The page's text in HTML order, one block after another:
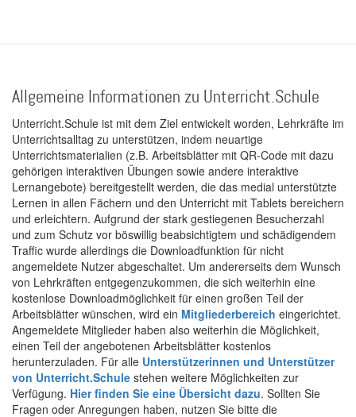
Allgemeine Informationen zu Unterricht.Schule
Unterricht.Schule ist mit dem Ziel entwickelt worden, Lehrkräfte im
Unterrichtsalltag zu unterstützen, indem neuartige
Unterrichtsmaterialien (z.B. Arbeitsblätter mit QR-Code mit dazu
gehörigen interaktiven Übungen sowie andere interaktive
Lernangebote) bereitgestellt werden, die das medial unterstützte
Lernen in allen Fächern und den Unterricht mit Tablets bereichern
und erleichtern. Aufgrund der stark gestiegenen Besucherzahl
und zum Schutz vor böswillig beabsichtigtem und schädigendem
Traffic wurde allerdings die Downloadfunktion für nicht
angemeldete Nutzer abgeschaltet. Um andererseits dem Wunsch
von Lehrkräften entgegenzukommen, die sich weiterhin eine
kostenlose Downloadmöglichkeit für einen großen Teil der
Arbeitsblätter wünschen, wird ein Mitgliederbereich eingerichtet.
Angemeldete Mitglieder haben also weiterhin die Möglichkeit,
einen Teil der angebotenen Arbeitsblätter kostenlos
herunterzuladen. Für alle Unterstützerinnen und Unterstützer
von Unterricht.Schule stehen weitere Möglichkeiten zur
Verfügung. Hier finden Sie eine Übersicht dazu. Sollten Sie
Fragen oder Anregungen haben, nutzen Sie bitte die